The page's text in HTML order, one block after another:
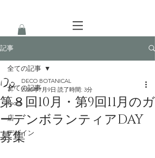
記事
全ての記事
food
店
デザイン
全ての記事
第８回10月・第9回11月のガ
ーデンボランティアDAY
募集
DECO BOTANICAL
2020年7月9日 読了時間: 3分